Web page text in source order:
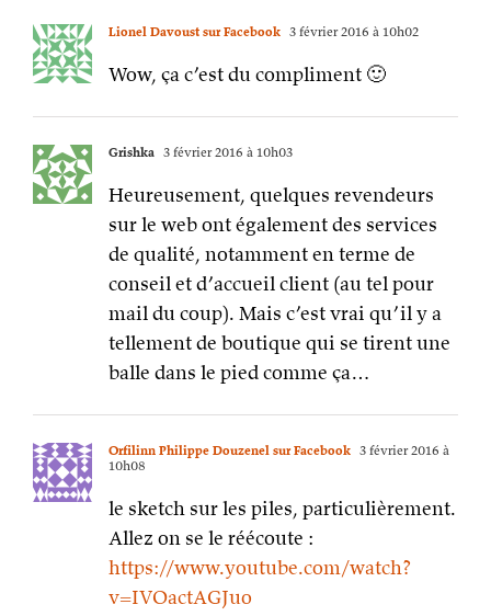
Lionel Davoust sur Facebook 3 février 2016 à 10h02
Wow, ça c’est du compliment 🙂
Grishka 3 février 2016 à 10h03
Heureusement, quelques revendeurs
sur le web ont également des services
de qualité, notamment en terme de
conseil et d’accueil client (au tel pour
mail du coup). Mais c’est vrai qu’il y a
tellement de boutique qui se tirent une
balle dans le pied comme ça…
Orfilinn Philippe Douzenel sur Facebook 3 février 2016 à
10h08
le sketch sur les piles, particulièrement.
Allez on se le réécoute :
https://www.youtube.com/watch?
v=IVOactAGJuo